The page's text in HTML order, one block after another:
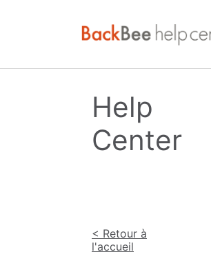
Help
Center
< Retour à
l'accueil